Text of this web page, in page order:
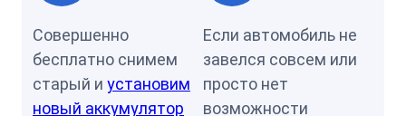
Совершенно
бесплатно снимем
старый и установим
новый аккумулятор
Если автомобиль не
завелся совсем или
просто нет
возможности